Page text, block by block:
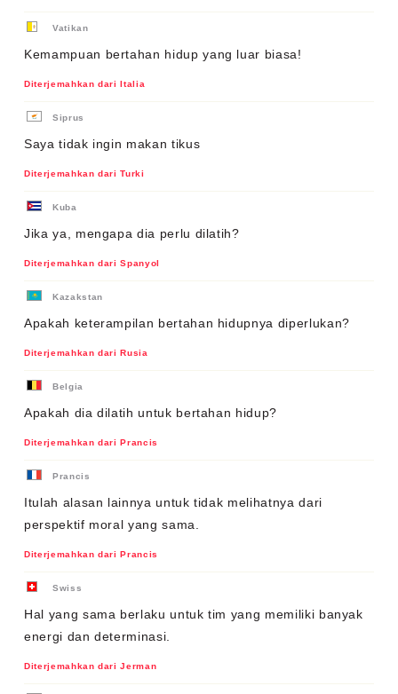
Vatikan
Kemampuan bertahan hidup yang luar biasa!
Diterjemahkan dari Italia
Siprus
Saya tidak ingin makan tikus
Diterjemahkan dari Turki
Kuba
Jika ya, mengapa dia perlu dilatih?
Diterjemahkan dari Spanyol
Kazakstan
Apakah keterampilan bertahan hidupnya diperlukan?
Diterjemahkan dari Rusia
Belgia
Apakah dia dilatih untuk bertahan hidup?
Diterjemahkan dari Prancis
Prancis
Itulah alasan lainnya untuk tidak melihatnya dari
perspektif moral yang sama.
Diterjemahkan dari Prancis
Swiss
Hal yang sama berlaku untuk tim yang memiliki banyak
energi dan determinasi.
Diterjemahkan dari Jerman